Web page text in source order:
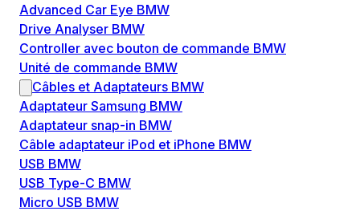
Advanced Car Eye BMW
Drive Analyser BMW
Controller avec bouton de commande BMW
Unité de commande BMW
Câbles et Adaptateurs BMW
Adaptateur Samsung BMW
Adaptateur snap-in BMW
Câble adaptateur iPod et iPhone BMW
USB BMW
USB Type-C BMW
Micro USB BMW